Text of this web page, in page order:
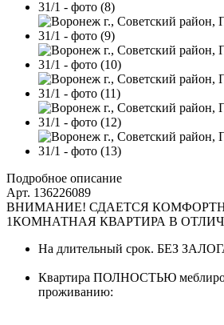
Подробное описание
Арт. 136226089
ВНИМАНИЕ! СДАЕТСЯ
1КОМНАТНАЯ КВАРТИРА В
На длительный срок. БЕЗ
Квартира ПОЛНОСТЬЮ
проживанию: